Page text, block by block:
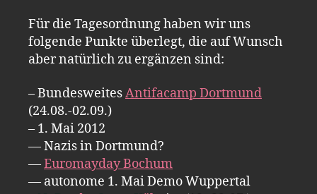
Für die Tagesordnung haben wir uns
folgende Punkte überlegt, die auf Wunsch
aber natürlich zu ergänzen sind:
– BundesweitesAntifacamp Dortmund
(24.08.-02.09.)
– 1. Mai 2012
— Nazis in Dortmund?
—Euromayday Bochum
— autonome 1. Mai Demo Wuppertal